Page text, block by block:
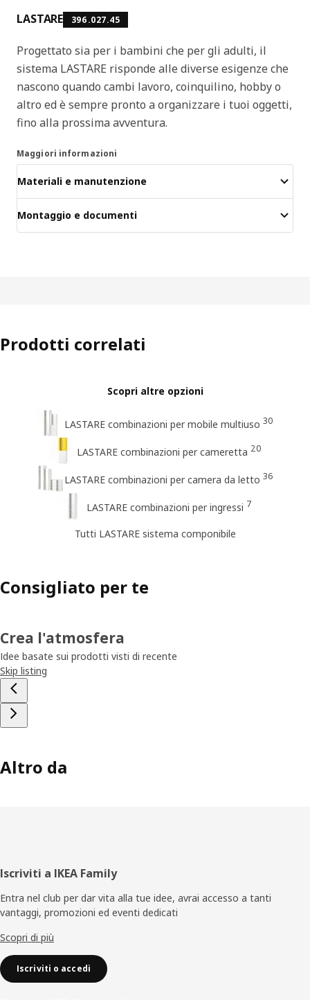
LASTARE 396.027.45
Progettato sia per i bambini che per gli adulti, il
sistema LASTARE risponde alle diverse esigenze che
nascono quando cambi lavoro, coinquilino, hobby o
altro ed è sempre pronto a organizzare i tuoi oggetti,
fino alla prossima avventura.
Maggiori informazioni
Materiali e manutenzione
Montaggio e documenti
Prodotti correlati
Scopri altre opzioni
LASTARE combinazioni per mobile multiuso 30
LASTARE combinazioni per cameretta 20
LASTARE combinazioni per camera da letto 36
LASTARE combinazioni per ingressi 7
Tutti LASTARE sistema componibile
Consigliato per te
Crea l'atmosfera
Idee basate sui prodotti visti di recente
Skip listing
Altro da
Piè
di
pagina
Iscriviti a IKEA Family
Entra nel club per dar vita alla tue idee, avrai accesso a tanti
vantaggi, promozioni ed eventi dedicati
Scopri di più
Iscriviti o accedi